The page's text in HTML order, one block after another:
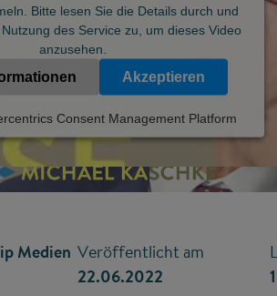
Bitte lesen Sie die Details durch und
des Service zu, um dieses Video
anzusehen.
Akzeptieren
Consent Management Platform
Medien Veröffentlicht am
22.06.2022